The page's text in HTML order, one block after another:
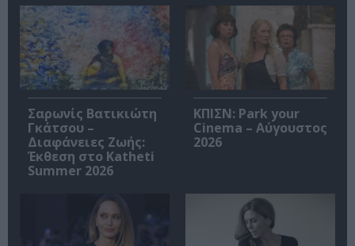
Σαρωνίς Βατικιώτη
Γκάτσου –
Διαφάνειες Ζωής:
Έκθεση στο Katheti
Summer 2026
ΚΠΙΣΝ: Park your
Cinema – Αύγουστος
2026